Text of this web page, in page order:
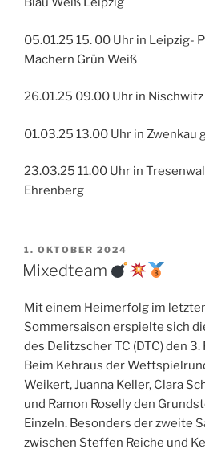
05.01.25 15. 00 Uhr in Leipzig-
Machern Grün Weiß
26.01.25 09.00 Uhr in
01.03.25 13.00 Uhr in Zwenkau
23.03.25 11.00 Uhr in
Ehrenberg
VERÖFFENTLICHT
AM
1. OKTOBER 2024
Mixedteam
Mit einem Heimerfolg im
Sommersaison erspielte sich
des Delitzscher TC (DTC) den
Beim Kehraus der
Weikert, Juanna Keller, Clara
und Ramon Roselly den
Einzeln. Besonders der zweite
zwischen Steffen Reiche und